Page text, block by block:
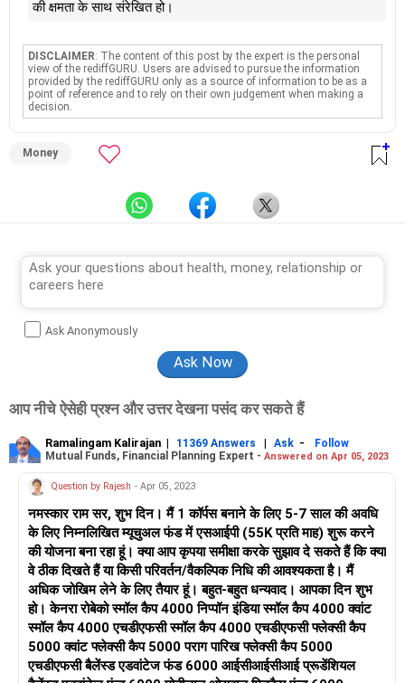
की क्षमता के साथ संरेखित हो।
DISCLAIMER: The content of this post by the expert is the personal
view of the rediffGURU. Users are advised to pursue the information
provided by the rediffGURU only as a source of information to be as a
point of reference and to rely on their own judgement when making a
decision.
Money
Ask Anonymously
आप नीचे ऐसेही प्रश्न और उत्तर देखना पसंद कर सकते हैं
Ramalingam Kalirajan | 11369 Answers | Ask -
Follow
Mutual Funds, Financial Planning Expert - Answered on Apr 05, 2023
Question by Rajesh - Apr 05, 2023
नमस्कार राम सर, शुभ दिन। मैं 1 कॉर्पस बनाने के लिए 5-7 साल की अवधि
के लिए निम्नलिखित म्यूचुअल फंड में एसआईपी (55K प्रति माह) शुरू करने
की योजना बना रहा हूं। क्या आप कृपया समीक्षा करके सुझाव दे सकते हैं कि क्या
वे ठीक दिखते हैं या किसी परिवर्तन/वैकल्पिक निधि की आवश्यकता है। मैं
अधिक जोखिम लेने के लिए तैयार हूं। बहुत-बहुत धन्यवाद। आपका दिन शुभ
हो। केनरा रोबेको स्मॉल कैप 4000 निप्पॉन इंडिया स्मॉल कैप 4000 क्वांट
स्मॉल कैप 4000 एचडीएफसी स्मॉल कैप 4000 एचडीएफसी फ्लेक्सी कैप
5000 क्वांट फ्लेक्सी कैप 5000 पराग पारिख फ्लेक्सी कैप 5000
एचडीएफसी बैलेंस्ड एडवांटेज फंड 6000 आईसीआईसीआई प्रूडेंशियल